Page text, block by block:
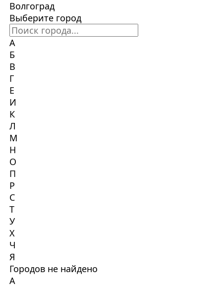
Волгоград
Выберите город
А
Б
В
Г
Е
И
К
Л
М
Н
О
П
Р
С
Т
У
Х
Ч
Я
Городов не найдено
А